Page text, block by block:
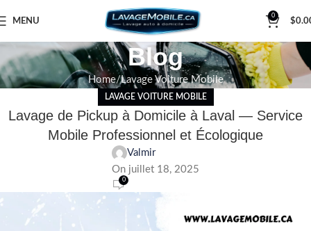
MENU
0
$
Blog
Home Lavage Voiture Mobile
LAVAGE VOITURE MOBILE
Lavage de Pickup à Domicile à Laval — Service
Mobile Professionnel et Écologique
Valmir
On juillet 18, 2025
0